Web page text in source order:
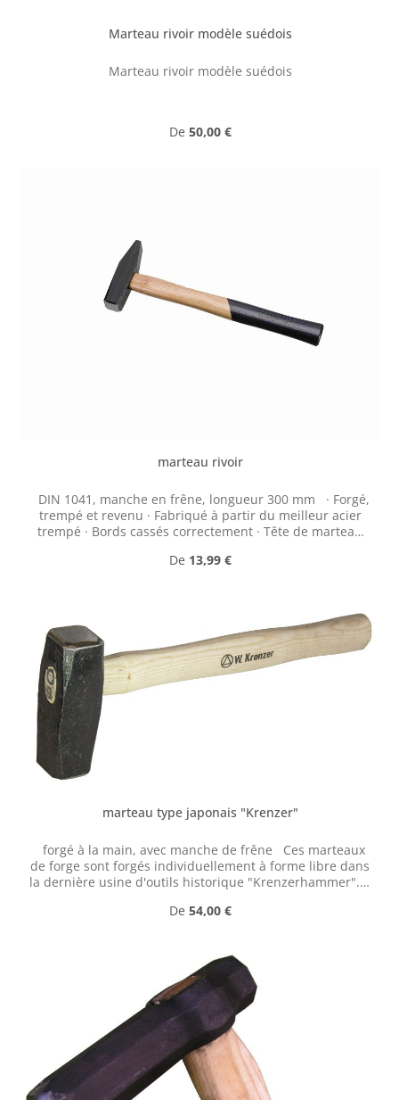
Marteau rivoir modèle suédois
Marteau rivoir modèle suédois
Prix régulier :
De 50,00 €
marteau rivoir
DIN 1041, manche en frêne, longueur 300 mm · Forgé,
trempé et revenu · Fabriqué à partir du meilleur acier
trempé · Bords cassés correctement · Tête de marteau
Prix régulier :
De 13,99 €
marteau type japonais "Krenzer"
forgé à la main, avec manche de frêne Ces marteaux
de forge sont forgés individuellement à forme libre dans
la dernière usine d'outils historique "Krenzerhammer". Il
de l'Ennepe (Allemagne).
Prix régulier :
De 54,00 €